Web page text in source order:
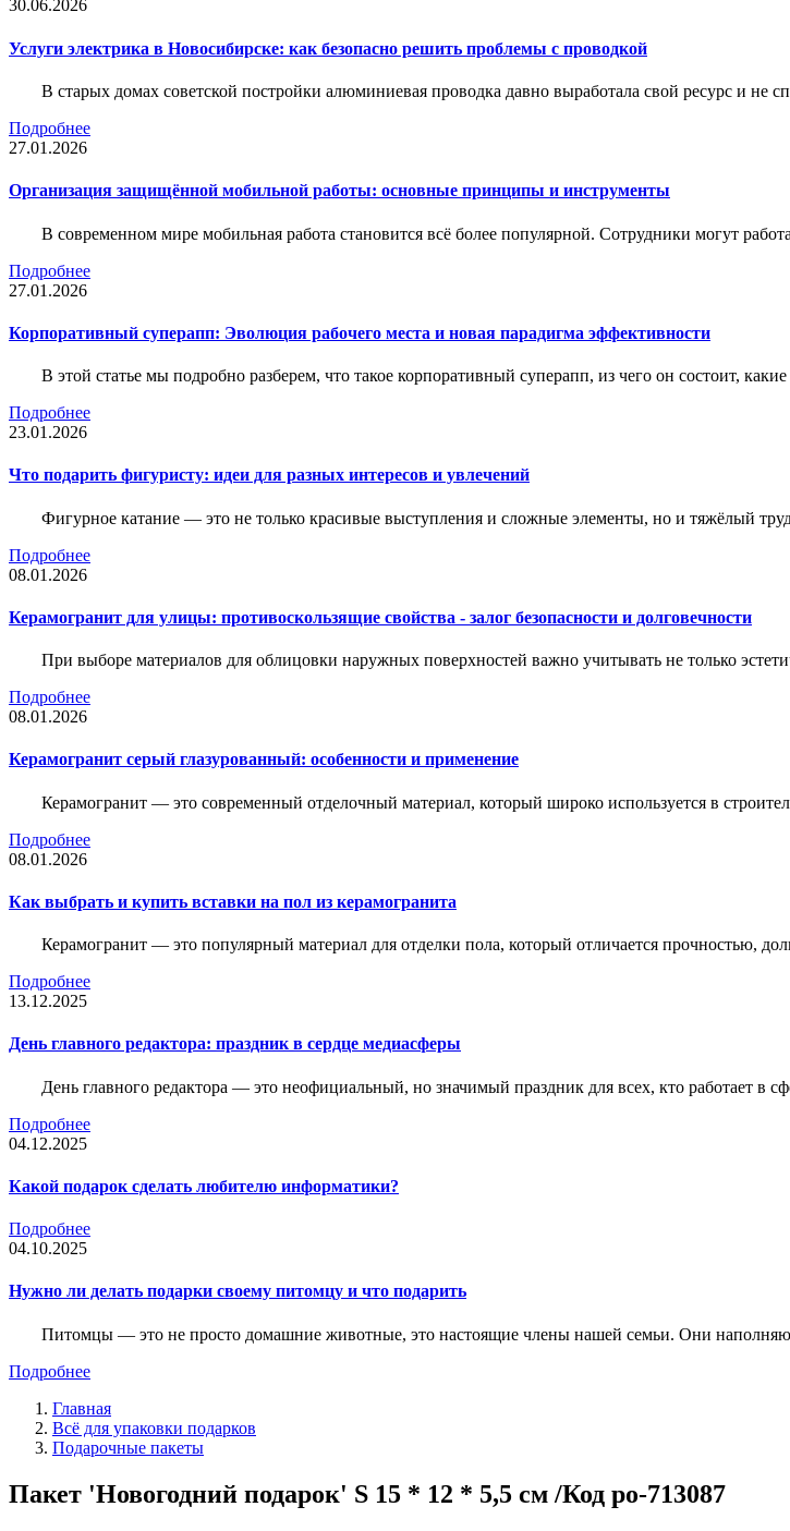
30.06.2026
Услуги электрика в Новосибирске: как безопасно решить проблемы с проводкой
В старых домах советской постройки алюминиевая проводка давно выработала свой ресурс и не
Подробнее
27.01.2026
Организация защищённой мобильной работы: основные принципы и инструменты
В современном мире мобильная работа становится всё более популярной. Сотрудники могут
Подробнее
27.01.2026
Корпоративный суперапп: Эволюция рабочего места и новая парадигма эффективности
В этой статье мы подробно разберем, что такое корпоративный суперапп, из чего он состоит,
Подробнее
23.01.2026
Что подарить фигуристу: идеи для разных интересов и увлечений
Фигурное катание — это не только красивые выступления и сложные элементы, но и тяжёлый
Подробнее
08.01.2026
Керамогранит для улицы: противоскользящие свойства - залог безопасности и долговечности
При выборе материалов для облицовки наружных поверхностей важно учитывать не только
Подробнее
08.01.2026
Керамогранит серый глазурованный: особенности и применение
Керамогранит — это современный отделочный материал, который широко используется в
Подробнее
08.01.2026
Как выбрать и купить вставки на пол из керамогранита
Керамогранит — это популярный материал для отделки пола, который отличается прочностью,
Подробнее
13.12.2025
День главного редактора: праздник в сердце медиасферы
День главного редактора — это неофициальный, но значимый праздник для всех, кто работает в
Подробнее
04.12.2025
Какой подарок сделать любителю информатики?
Подробнее
04.10.2025
Нужно ли делать подарки своему питомцу и что подарить
Питомцы — это не просто домашние животные, это настоящие члены нашей семьи. Они
Подробнее
Главная
Всё для упаковки подарков
Подарочные пакеты
Пакет 'Новогодний подарок' S 15 * 12 * 5,5 см /Код po-713087